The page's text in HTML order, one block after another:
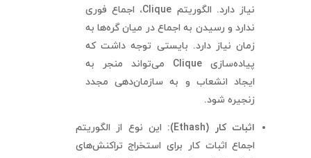
نیاز دارد. الگوریتم Clique، اجماع فوری
ندارد و رسیدن به اجماع در میان گره‌ها به
زمان نیاز دارد. بایستی توجه داشت که
پیاده‌سازی Clique می‌تواند منجر به
ایجاد انشعاب و به سازمان‌دهی مجدد
زنجیره شود.
اثبات کار (Ethash
): این نوع از الگوریتم
اجماع اثبات کار برای استخراج تراکنش‌های